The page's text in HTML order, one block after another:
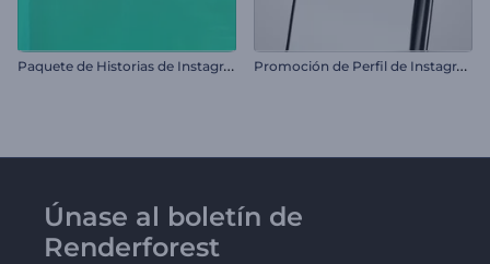
P
aquete de Historias de Instagram P
romoción de Perfil de Instagram
Únase al boletín de
Renderforest